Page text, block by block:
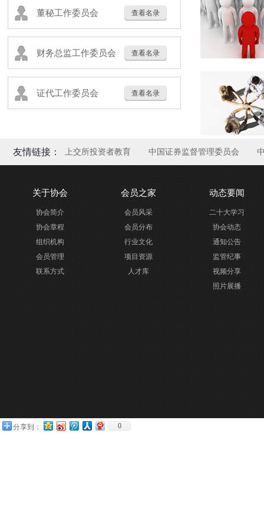
董秘工作委员会 查看名录
财务总监工作委员会 查看名录
证代工作委员会 查看名录
友情链接： 上交所投资者教育 中国证券监督管理委员会
关于协会
协会简介
协会章程
组织机构
会员管理
联系方式
会员之家
会员风采
会员分布
行业文化
项目资源
人才库
动态要闻
二十大学习
协会动态
通知公告
监管纪事
视频分享
照片展播
分享到： 0